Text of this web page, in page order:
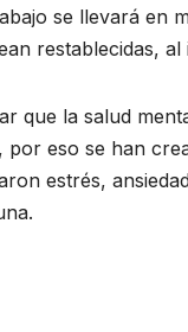
se llevará en
restablecidas,
que la salud
por eso se han
estrés,